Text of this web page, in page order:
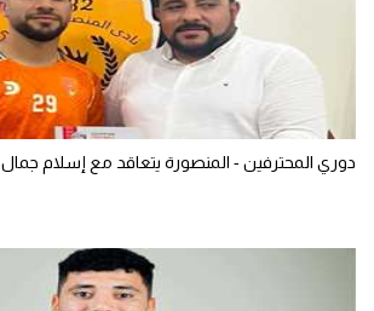
دوري المحترفين - المنصورة يتعاقد مع إسلام جمال